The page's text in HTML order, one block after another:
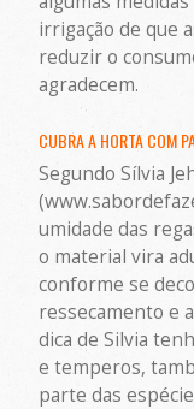
irrigação de que
reduzir o
agradecem.
CUBRA A HORTA COM
Segundo Sílvia
umidade das
o material vira
conforme se
ressecamento e
dica de Silvia
e temperos,
parte das